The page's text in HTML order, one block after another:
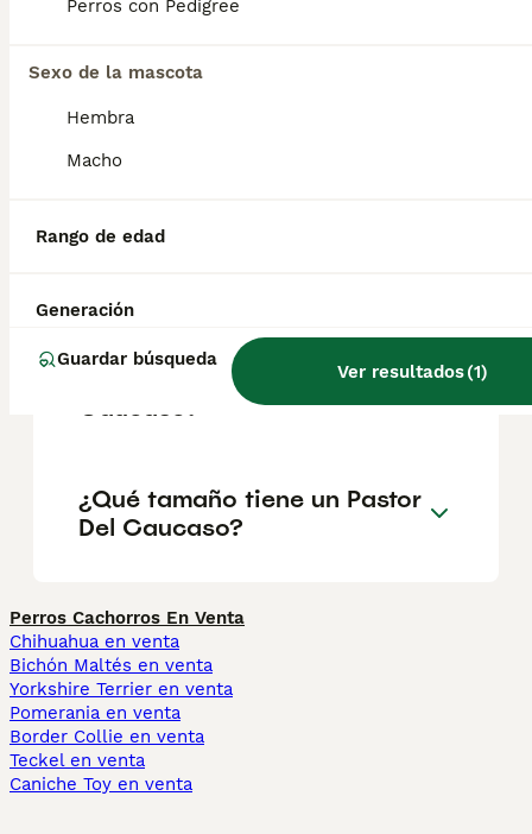
Perros con Pedigree
Sexo de la mascota
Hembra
Macho
Rango de edad
Generación
Guardar búsqueda
Ver resultados(1)
¿Cómo es el carácter de
Pastor Del Caucaso?
desventajas de la raza
¿Cuál es la esperanza de
vida de un Pastor Del
Caucaso?
¿Qué tamaño tiene un Pastor
Del Caucaso?
Perros Cachorros En Venta
Chihuahua en venta
Bichón Maltés en venta
Yorkshire Terrier en venta
Pomerania en venta
Border Collie en venta
Teckel en venta
Caniche Toy en venta